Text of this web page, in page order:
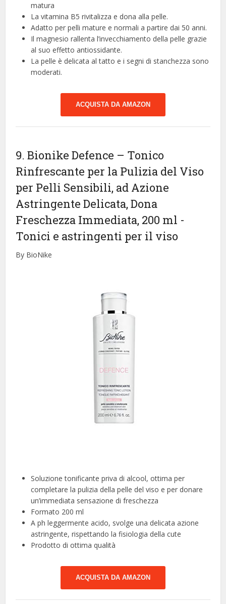
matura
La vitamina B5 rivitalizza e dona alla pelle.
Adatto per pelli mature e normali a partire dai 50 anni.
Il magnesio rallenta l’invecchiamento della pelle grazie
al suo effetto antiossidante.
La pelle è delicata al tatto e i segni di stanchezza sono
moderati.
ACQUISTA DA AMAZON
9. Bionike Defence – Tonico
Rinfrescante per la Pulizia del Viso
per Pelli Sensibili, ad Azione
Astringente Delicata, Dona
Freschezza Immediata, 200 ml -
Tonici e astringenti per il viso
By BioNike
Soluzione tonificante priva di alcool, ottima per
completare la pulizia della pelle del viso e per donare
un’immediata sensazione di freschezza
Formato 200 ml
A ph leggermente acido, svolge una delicata azione
astringente, rispettando la fisiologia della cute
Prodotto di ottima qualità
ACQUISTA DA AMAZON